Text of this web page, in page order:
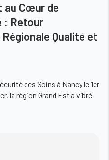
au Cœur de
: Retour
Qualité et
des Soins à Nancy le 1er
la région Grand Est a vibré